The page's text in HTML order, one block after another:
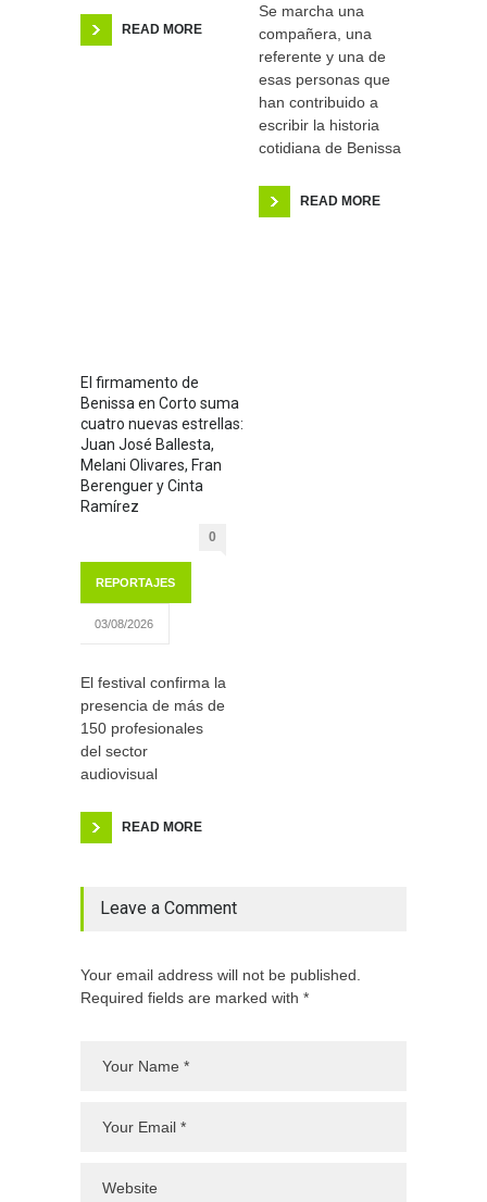
READ MORE
Se marcha una
compañera, una
referente y una de
esas personas que
han contribuido a
escribir la historia
cotidiana de Benissa
READ MORE
El firmamento de
Benissa en Corto suma
cuatro nuevas estrellas:
Juan José Ballesta,
Melani Olivares, Fran
Berenguer y Cinta
Ramírez
0
REPORTAJES
03/08/2026
El festival confirma la
presencia de más de
150 profesionales
del sector
audiovisual
READ MORE
Leave a Comment
Your email address will not be published.
Required fields are marked with *